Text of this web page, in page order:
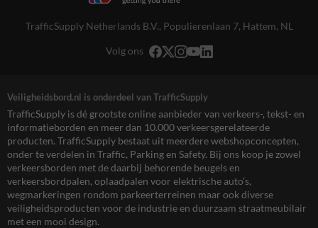
TrafficSupply Netherlands B.V., Populierenlaan 7, Hattem, NL
Volg ons
Veiligheidsbord.nl is onderdeel van TrafficSupply
TrafficSupply is dé grootste online aanbieder van verkeers-, tekst- en
informatieborden en meer dan 10.000 verkeersgerelateerde
producten. TrafficSupply bestaat uit meerdere webshopconcepten,
onder te verdelen in Traffic, Parking en Safety. Bij ons koop je zowel
verkeersborden met de daarbij behorende beugels en
verkeersbordpalen, oplaadpalen voor elektrische auto’s,
wegmarkeringen rondom parkeerterreinen maar ook diverse
veiligheidsproducten voor de industrie en duurzaam straatmeubilair
met een mooi design.